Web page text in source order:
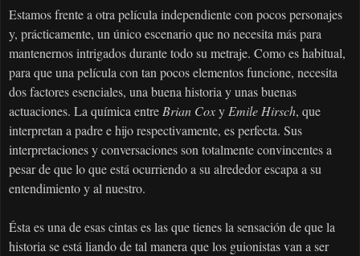
Estamos frente a otra película independiente con pocos personajes
y, prácticamente, un único escenario que no necesita más para
mantenernos intrigados durante todo su metraje. Como es habitual,
para que una película con tan pocos elementos funcione, necesita
dos factores esenciales, una buena historia y unas buenas
actuaciones. La química entreBrian CoxyEmile Hirsch, que
interpretan a padre e hijo respectivamente, es perfecta. Sus
interpretaciones y conversaciones son totalmente convincentes a
pesar de que lo que está ocurriendo a su alrededor escapa a su
entendimiento y al nuestro.
Ésta es una de esas cintas es las que tienes la sensación de que la
historia se está liando de tal manera que los guionistas van a ser